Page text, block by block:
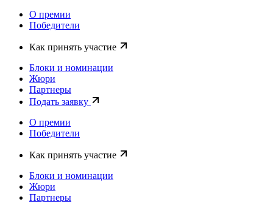
О премии
Победители
Как принять участие
Блоки и номинации
Жюри
Партнеры
Подать заявку
О премии
Победители
Как принять участие
Блоки и номинации
Жюри
Партнеры